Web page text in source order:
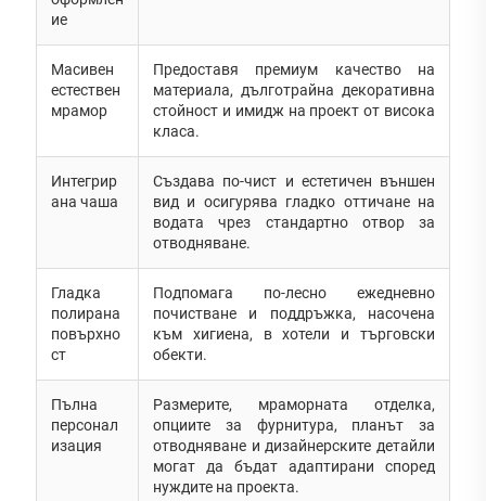
ие
Масивен
естествен
мрамор
Предоставя премиум качество на
материала, дълготрайна декоративна
стойност и имидж на проект от висока
класа.
Интегрир
ана чаша
Създава по-чист и естетичен външен
вид и осигурява гладко оттичане на
водата чрез стандартно отвор за
отводняване.
Гладка
полирана
повърхно
ст
Подпомага по-лесно ежедневно
почистване и поддръжка, насочена
към хигиена, в хотели и търговски
обекти.
Пълна
персонал
изация
Размерите, мраморната отделка,
опциите за фурнитура, планът за
отводняване и дизайнерските детайли
могат да бъдат адаптирани според
нуждите на проекта.